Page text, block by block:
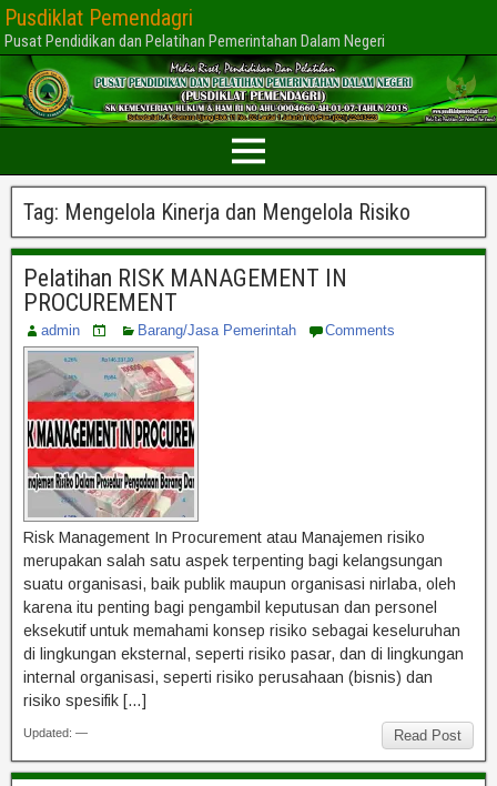
Pusdiklat Pemendagri
Pusat Pendidikan dan Pelatihan Pemerintahan Dalam Negeri
Tag: Mengelola Kinerja dan Mengelola Risiko
Pelatihan RISK MANAGEMENT IN
PROCUREMENT
admin Barang/Jasa Pemerintah Comments
Risk Management In Procurement atau Manajemen risiko
merupakan salah satu aspek terpenting bagi kelangsungan
suatu organisasi, baik publik maupun organisasi nirlaba, oleh
karena itu penting bagi pengambil keputusan dan personel
eksekutif untuk memahami konsep risiko sebagai keseluruhan
di lingkungan eksternal, seperti risiko pasar, dan di lingkungan
internal organisasi, seperti risiko perusahaan (bisnis) dan
risiko spesifik […]
Read Post
Updated: —